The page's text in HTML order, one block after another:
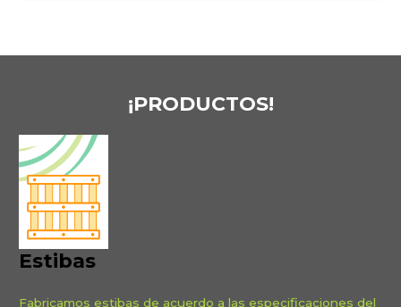
¡PRODUCTOS!
Estibas
Fabricamos estibas de acuerdo a las especificaciones del